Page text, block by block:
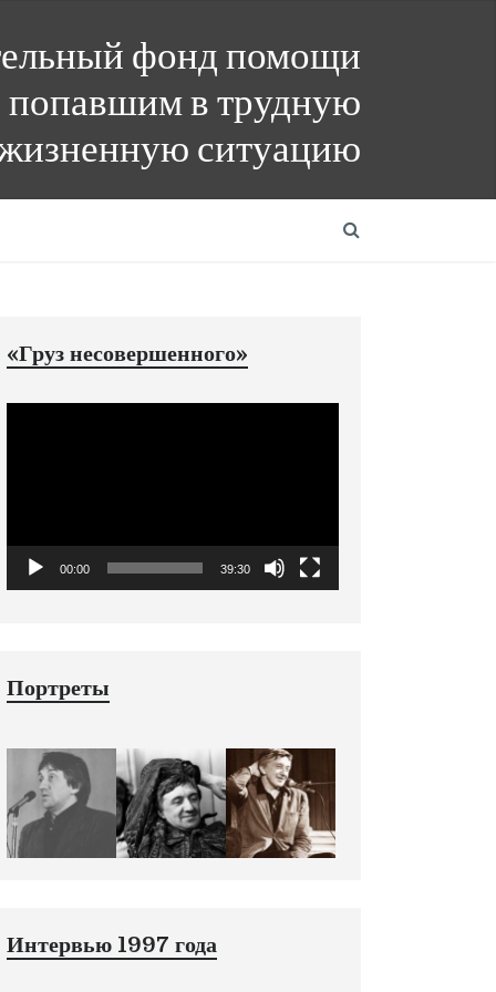
фонд помощи
попавшим в трудную
ситуацию
«Груз несовершенного»
00:00 39:30
Портреты
Интервью 1997 года